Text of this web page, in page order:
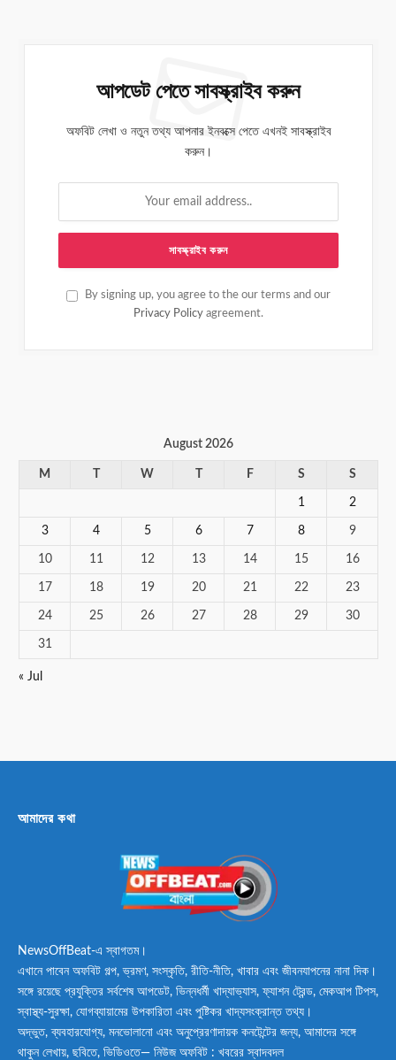
আপডেট পেতে সাবস্ক্রাইব করুন
অফবিট লেখা ও নতুন তথ্য আপনার ইনবক্সে পেতে এখনই সাবস্ক্রাইব
করুন।
By signing up, you agree to the our terms and our
Privacy Policy agreement.
August 2026
M W F S S
1 2
3 4 5 6 7 8 9
10 11 12 13 14 15 16
17 18 19 20 21 22 23
24 25 26 27 28 29 30
31
« Jul
আমাদের কথা
NewsOffBeat-এ স্বাগতম।
এখানে পাবেন অফবিট গল্প, ভ্রমণ, সংস্কৃতি, রীতি-নীতি, খাবার এবং জীবনযাপনের নানা দিক।
সঙ্গে রয়েছে প্রযুক্তির সর্বশেষ আপডেট, ভিন্নধর্মী খাদ্যাভ্যাস, ফ্যাশন ট্রেন্ড, মেকআপ টিপস,
স্বাস্থ্য-সুরক্ষা, যোগব্যায়ামের উপকারিতা এবং পুষ্টিকর খাদ্যসংক্রান্ত তথ্য।
অদ্ভুত, ব্যবহারযোগ্য, মনভোলানো এবং অনুপ্রেরণাদায়ক কনটেন্টের জন্য, আমাদের সঙ্গে
থাকুন লেখায়, ছবিতে, ভিডিওতে— নিউজ অফবিট : খবরের স্বাদবদল